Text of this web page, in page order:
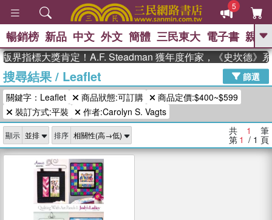
5
GO
The Odyssey 、
父親節 、 如果歷史是一群喵 、 暑期
推薦 、 國際布克獎 臺灣漫遊錄
念華 、 台灣的李登輝時代
孩：黎曼猜想 、 偉大的迷走神經
暢銷榜 新品 中文 外文 簡體 三民東大 電子書 親子
界指標大獎肯定！A.F. Steadman 獲年度作家，《史坎德》
搜尋結果/ Leaflet
篩選
關鍵字：Leaflet
商品狀態:可訂購
商品定價:$400~$599
裝訂方式:平裝
作者:Carolyn S. Vagts
顯示 排序 共 1 筆
第 1 / 1 頁